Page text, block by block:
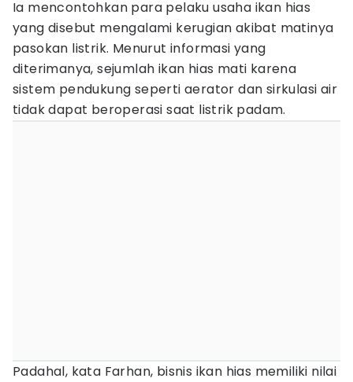
Ia mencontohkan para pelaku usaha ikan hias
yang disebut mengalami kerugian akibat matinya
pasokan listrik. Menurut informasi yang
diterimanya, sejumlah ikan hias mati karena
sistem pendukung seperti aerator dan sirkulasi air
tidak dapat beroperasi saat listrik padam.
Padahal, kata Farhan, bisnis ikan hias memiliki nilai